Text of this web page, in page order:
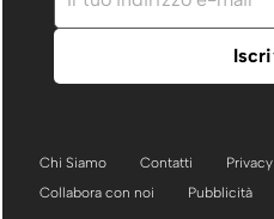
Chi Siamo Contatti Privacy
Collabora con noi
Pubblicità